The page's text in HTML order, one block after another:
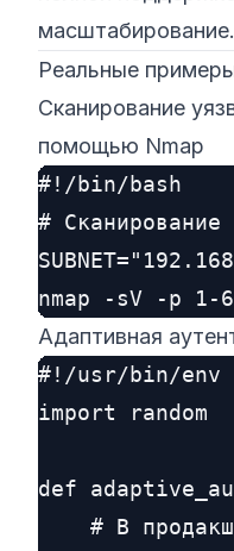
масштабирование.
Реальные
Сканирование
помощью Nmap
#!/bin/bash
#
Адаптивная
#!/usr/bin/env
import random
def
# В